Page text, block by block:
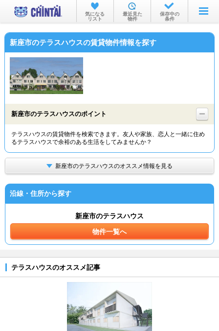
お部屋を探す
沿線・駅から
物件特集から
TOP
気になる
リスト
最近見た
物件
保存中の
条件
新座市のテラスハウスの賃貸物件情報を探す
新座市のテラスハウスのポイント
テラスハウスの賃貸物件を検索できます。友人や家族、恋人と一緒に住め
るテラスハウスで余裕のある生活をしてみませんか？
新座市のテラスハウスのオススメ情報を見る
沿線・住所から探す
新座市のテラスハウス
物件一覧へ
テラスハウスのオススメ記事